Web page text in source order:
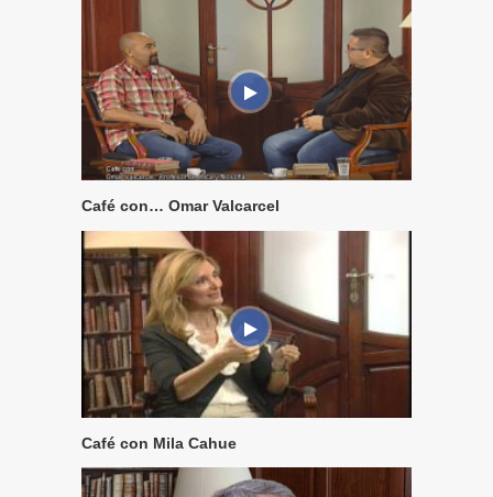
Café con… Omar Valcarcel
Café con Mila Cahue